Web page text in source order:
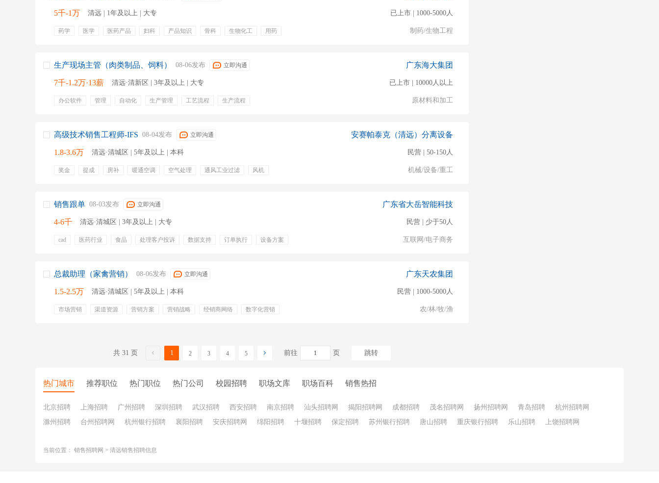
5千-1万 清远 | 1年及以上 | 大专
药学 医学 医药产品 妇科 产品知识 骨科 生物化工
用药
已上市 | 1000-5000人
制药/生物工程
生产现场主管（肉类制品、饲料） 08-06发布 立即沟通
7千-1.2万·13薪 清远·清新区 | 3年及以上 | 大专
办公软件 管理 自动化 生产管理 工艺流程
生产流程
专业培训
定期体检
广东海大集团
已上市 | 10000人以上
原材料和加工
高级技术销售工程师-IFS 08-04发布 立即沟通
1.8-3.6万 清远·清城区 | 5年及以上 | 本科
奖金 提成 房补 暖通空调 空气处理 通风工业过滤
风机
安赛帕泰克（清远）分离设备
民营 | 50-150人
机械/设备/重工
销售跟单 08-03发布 立即沟通
4-6千 清远·清城区 | 3年及以上 | 大专
cad 医药行业 食品 处理客户投诉 数据支持 订单执行
设备方案
广东省大岳智能科技
民营 | 少于50人
互联网/电子商务
总裁助理（家禽营销） 08-06发布 立即沟通
1.5-2.5万 清远·清城区 | 5年及以上 | 本科
市场营销 渠道资源 营销方案 营销战略 经销商网络
数字化营销
广东天农集团
民营 | 1000-5000人
农/林/牧/渔
共 31 页 1 2 3 4 5 前往 页 跳转
热门城市 推荐职位 热门职位 热门公司 校园招聘 职场文库 职场百科 销售热招
北京招聘 上海招聘 广州招聘 深圳招聘 武汉招聘 西安招聘 南京招聘 汕头招聘网 揭阳招聘网 成都招聘 茂名招聘网 扬州招聘网 青岛招聘
杭州招聘网
滁州招聘
台州招聘网 杭州银行招聘 襄阳招聘 安庆招聘网 绵阳招聘 十堰招聘 保定招聘 苏州银行招聘 唐山招聘 重庆银行招聘 乐山招聘 上饶招聘网
当前位置： 销售招聘网 > 清远销售招聘信息